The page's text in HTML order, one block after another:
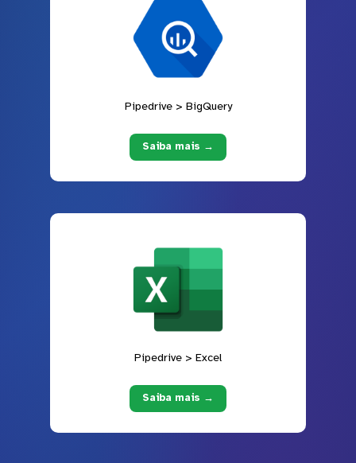
Pipedrive > BigQuery
Saiba mais →
Pipedrive > Excel
Saiba mais →